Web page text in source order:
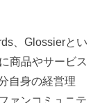
、Glossierとい
商品やサービス
自身の経営理